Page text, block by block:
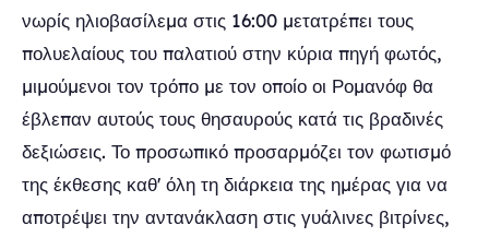
νωρίς ηλιοβασίλεμα στις 16:00 μετατρέπει τους
πολυελαίους του παλατιού στην κύρια πηγή φωτός,
μιμούμενοι τον τρόπο με τον οποίο οι Ρομανόφ θα
έβλεπαν αυτούς τους θησαυρούς κατά τις βραδινές
δεξιώσεις. Το προσωπικό προσαρμόζει τον φωτισμό
της έκθεσης καθ' όλη τη διάρκεια της ημέρας για να
αποτρέψει την αντανάκλαση στις γυάλινες βιτρίνες,